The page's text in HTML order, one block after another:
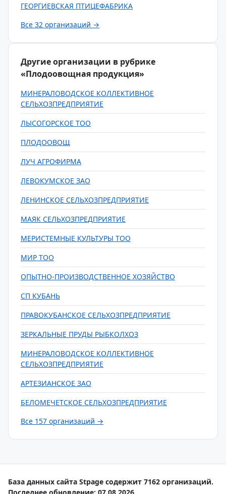
ГЕОРГИЕВСКАЯ ПТИЦЕФАБРИКА
Все 32 организаций →
Другие организации в рубрике
«Плодоовощная продукция»
МИНЕРАЛОВОДСКОЕ КОЛЛЕКТИВНОЕ
СЕЛЬХОЗПРЕДПРИЯТИЕ
ЛЫСОГОРСКОЕ ТОО
ПЛОДООВОЩ
ЛУЧ АГРОФИРМА
ЛЕВОКУМСКОЕ ЗАО
ЛЕНИНСКОЕ СЕЛЬХОЗПРЕДПРИЯТИЕ
МАЯК СЕЛЬХОЗПРЕДПРИЯТИЕ
МЕРИСТЕМНЫЕ КУЛЬТУРЫ ТОО
МИР ТОО
ОПЫТНО-ПРОИЗВОДСТВЕННОЕ ХОЗЯЙСТВО
СП КУБАНЬ
ПРАВОКУБАНСКОЕ СЕЛЬХОЗПРЕДПРИЯТИЕ
ЗЕРКАЛЬНЫЕ ПРУДЫ РЫБКОЛХОЗ
МИНЕРАЛОВОДСКОЕ КОЛЛЕКТИВНОЕ
СЕЛЬХОЗПРЕДПРИЯТИЕ
АРТЕЗИАНСКОЕ ЗАО
БЕЛОМЕЧЕТСКОЕ СЕЛЬХОЗПРЕДПРИЯТИЕ
Все 157 организаций →
База данных сайта Stpage содержит 7162 организаций.